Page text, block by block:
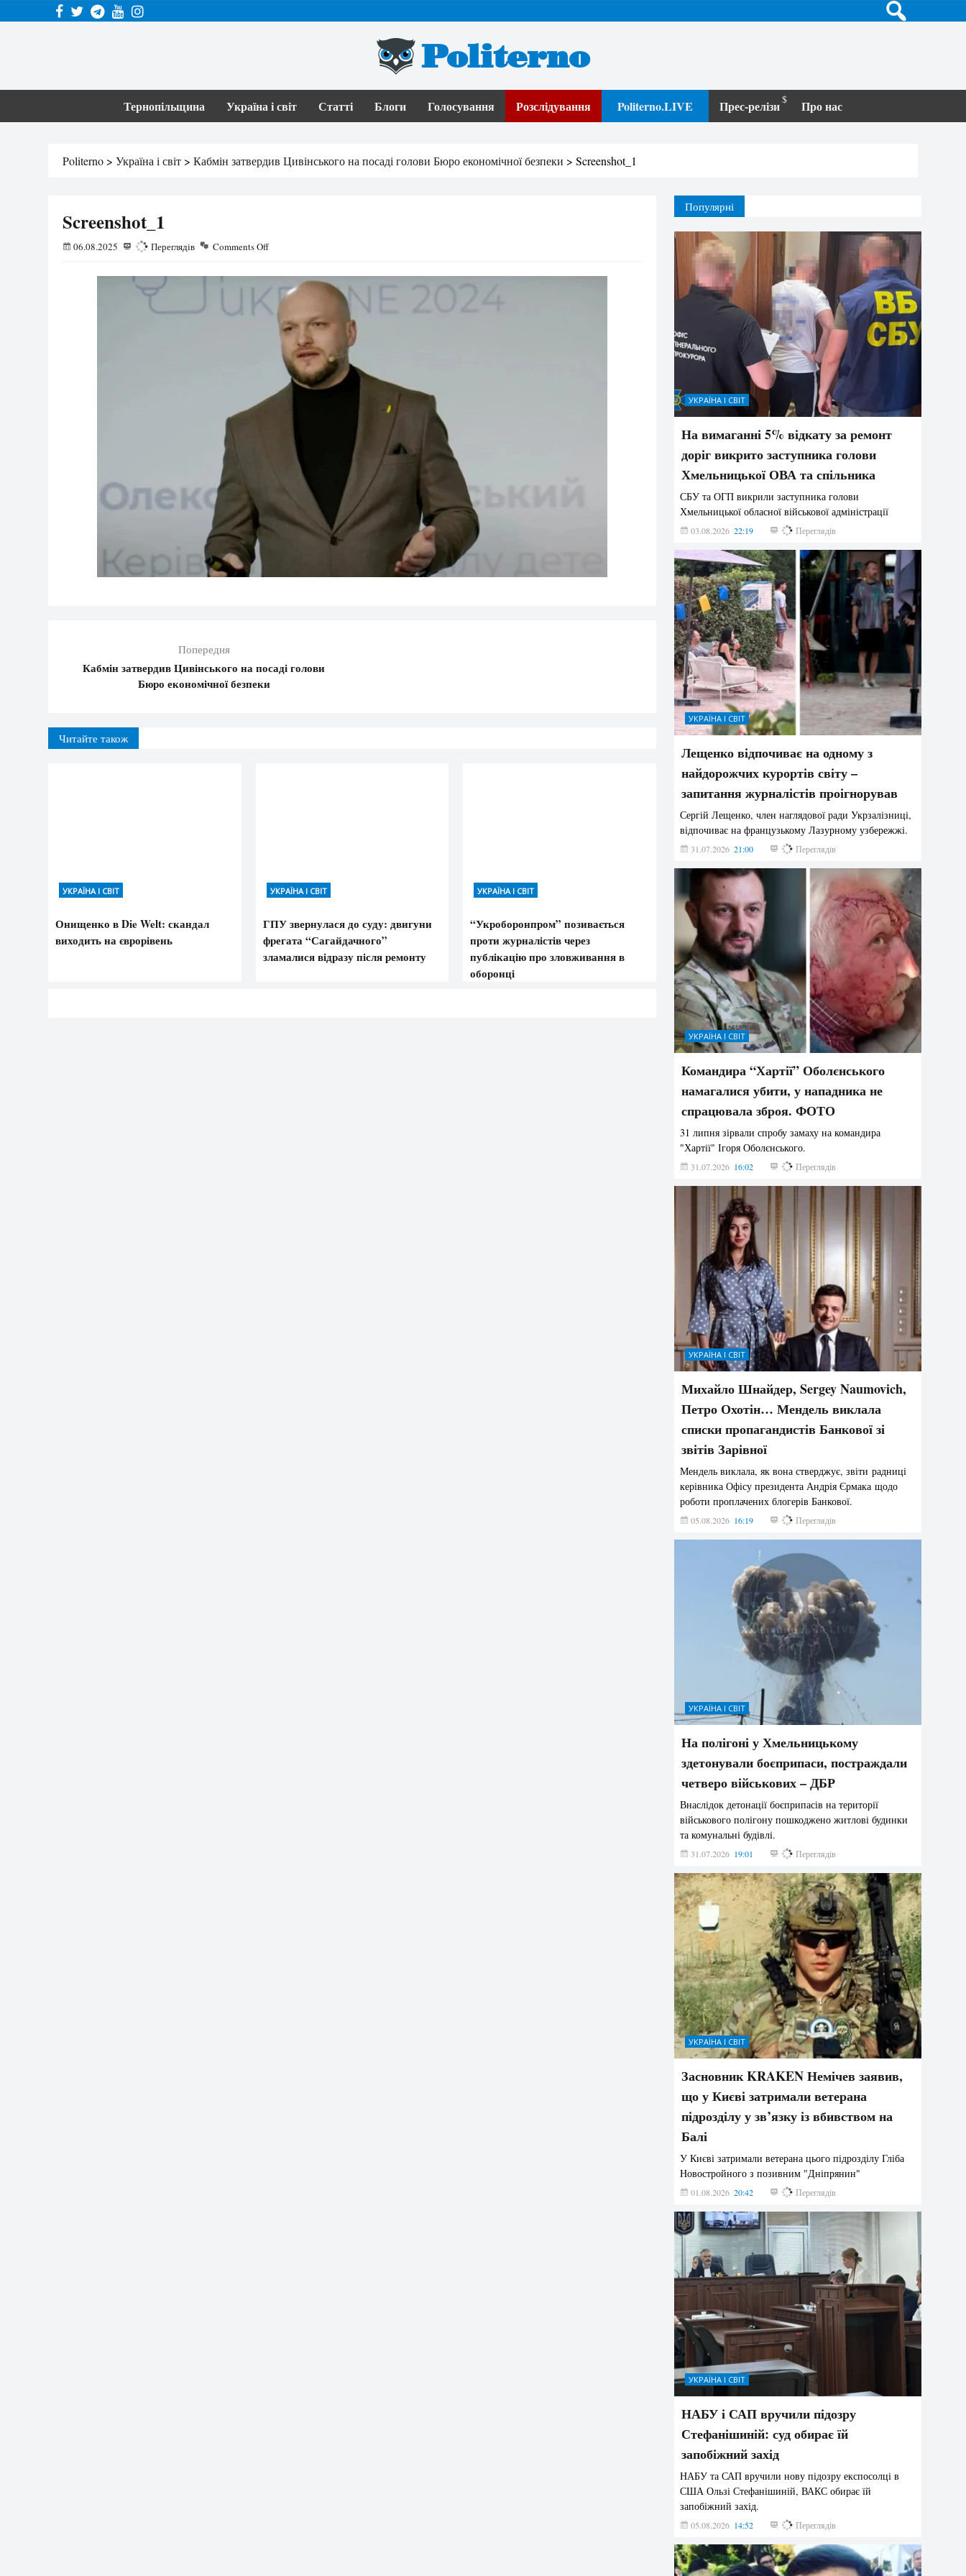
Politerno
Тернопільщина Україна і світ Статті Блоги Голосування Розслідування Politerno.LIVE Прес-релізи Про нас
Politerno > Україна і світ > Кабмін затвердив Цивінського на посаді голови Бюро економічної безпеки > Screenshot_1
Screenshot_1
06.08.2025 162 Переглядів Comments Off
Попередня
Кабмін затвердив Цивінського на посаді голови
Бюро економічної безпеки
Читайте також
УКРАЇНА І СВІТ
Онищенко в Die Welt: скандал
виходить на єврорівень
УКРАЇНА І СВІТ
ГПУ звернулася до суду: двигуни
фрегата “Сагайдачного”
зламалися відразу після ремонту
УКРАЇНА І СВІТ
“Укроборонпром” позивається
проти журналістів через
публікацію про зловживання в
оборонці
Популярні
УКРАЇНА І СВІТ
На вимаганні 5% відкату за ремонт
доріг викрито заступника голови
Хмельницької ОВА та спільника
СБУ та ОГП викрили заступника голови
Хмельницької обласної військової адміністрації
03.08.2026 22:19 848 Переглядів
УКРАЇНА І СВІТ
Лещенко відпочиває на одному з
найдорожчих курортів світу –
запитання журналістів проігнорував
Сергій Лещенко, член наглядової ради Укрзалізниці,
відпочиває на французькому Лазурному узбережжі.
31.07.2026 21:00 211 Переглядів
УКРАЇНА І СВІТ
Командира “Хартії” Оболєнського
намагалися убити, у нападника не
спрацювала зброя. ФОТО
31 липня зірвали спробу замаху на командира
"Хартії" Ігоря Оболєнського.
31.07.2026 16:02 194 Переглядів
УКРАЇНА І СВІТ
Михайло Шнайдер, Sergey Naumovich,
Петро Охотін… Мендель виклала
списки пропагандистів Банкової зі
звітів Зарівної
Мендель виклала, як вона стверджує, звіти радниці
керівника Офісу президента Андрія Єрмака щодо
роботи проплачених блогерів Банкової.
05.08.2026 16:19 193 Переглядів
УКРАЇНА І СВІТ
На полігоні у Хмельницькому
здетонували боєприпаси, постраждали
четверо військових – ДБР
Внаслідок детонації боєприпасів на території
військового полігону пошкоджено житлові будинки
та комунальні будівлі.
31.07.2026 19:01 185 Переглядів
УКРАЇНА І СВІТ
Засновник KRAKEN Немічев заявив,
що у Києві затримали ветерана
підрозділу у зв’язку із вбивством на
Балі
У Києві затримали ветерана цього підрозділу Гліба
Новостройного з позивним "Дніпрянин"
01.08.2026 20:42 177 Переглядів
УКРАЇНА І СВІТ
НАБУ і САП вручили підозру
Стефанішиній: суд обирає їй
запобіжний захід
НАБУ та САП вручили нову підозру експосолці в
США Ользі Стефанішиній, ВАКС обирає їй
запобіжний захід.
05.08.2026 14:52 142 Переглядів